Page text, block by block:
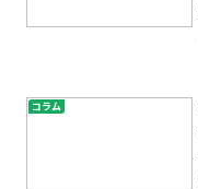
コラム